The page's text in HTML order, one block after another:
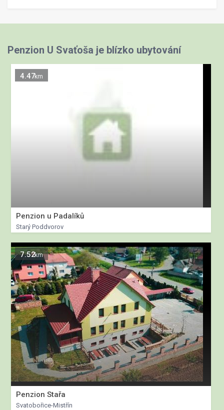
Penzion U Svaťoša je blízko ubytování
4.47km
Penzion u Padalíků
Starý Poddvorov
7.52km
Penzion Stařa
Svatobořice-Mistřín